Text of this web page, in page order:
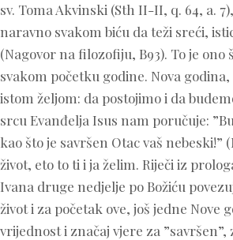
sv. Toma Akvinski (Sth II-II, q. 64, a.
naravno svakom biću da teži sreći,
(Nagovor na filozofiju, B93). To je ono
svakom početku godine. Nova
istom željom: da postojimo i da
srcu Evanđelja Isus nam poručuje:
kao što je savršen Otac vaš nebeski!”
život, eto to ti i ja želim. Riječi iz
Ivana druge nedjelje po Božiću
život i za početak ove, još jedne Nove
vrijednost i značaj vjere za ”savršen”,